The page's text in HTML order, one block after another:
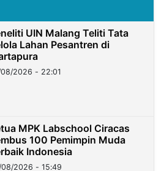
UIN Malang Teliti Tata
Lahan Pesantren di
2026 - 22:01
MPK Labschool Ciracas
100 Pemimpin Muda
Indonesia
2026 - 15:49